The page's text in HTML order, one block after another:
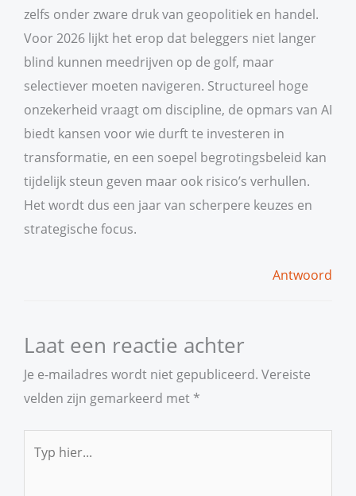
zelfs onder zware druk van geopolitiek en handel.
Voor 2026 lijkt het erop dat beleggers niet langer
blind kunnen meedrijven op de golf, maar
selectiever moeten navigeren. Structureel hoge
onzekerheid vraagt om discipline, de opmars van AI
biedt kansen voor wie durft te investeren in
transformatie, en een soepel begrotingsbeleid kan
tijdelijk steun geven maar ook risico’s verhullen.
Het wordt dus een jaar van scherpere keuzes en
strategische focus.
Antwoord
Laat een reactie achter
Je e-mailadres wordt niet gepubliceerd. Vereiste
velden zijn gemarkeerd met *
hier...